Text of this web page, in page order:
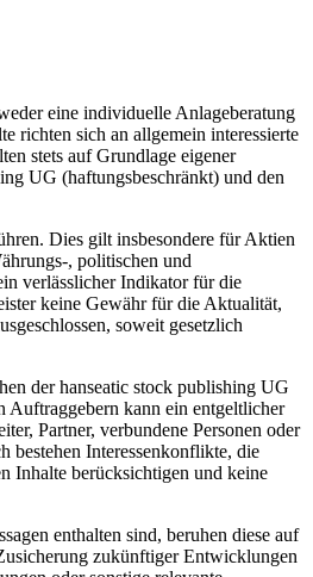
eine individuelle Anlageberatung
richten sich an allgemein interessierte
stets auf Grundlage eigener
UG (haftungsbeschränkt) und den
Dies gilt insbesondere für Aktien
, politischen und
verlässlicher Indikator für die
keine Gewähr für die Aktualität,
soweit gesetzlich
der hanseatic stock publishing UG
Auftraggebern kann ein entgeltlicher
Partner, verbundene Personen oder
bestehen Interessenkonflikte, die
Inhalte berücksichtigen und keine
enthalten sind, beruhen diese auf
zukünftiger Entwicklungen